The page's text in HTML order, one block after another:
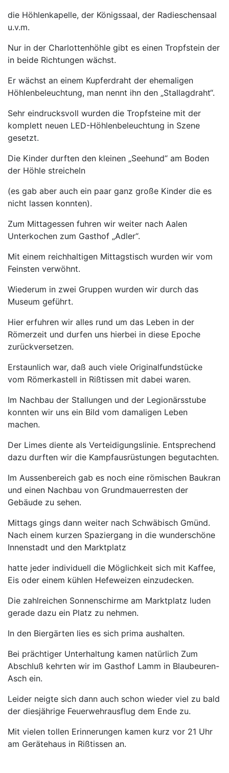
die Höhlenkapelle, der Königssaal, der Radieschensaal
u.v.m.
Nur in der Charlottenhöhle gibt es einen Tropfstein der
in beide Richtungen wächst.
Er wächst an einem Kupferdraht der ehemaligen
Höhlenbeleuchtung, man nennt ihn den „Stallagdraht“.
Sehr eindrucksvoll wurden die Tropfsteine mit der
komplett neuen LED-Höhlenbeleuchtung in Szene
gesetzt.
Die Kinder durften den kleinen „Seehund“ am Boden
der Höhle streicheln
(es gab aber auch ein paar ganz große Kinder die es
nicht lassen konnten).
Zum Mittagessen fuhren wir weiter nach Aalen
Unterkochen zum Gasthof „Adler“.
Mit einem reichhaltigen Mittagstisch wurden wir vom
Feinsten verwöhnt.
Wiederum in zwei Gruppen wurden wir durch das
Museum geführt.
Hier erfuhren wir alles rund um das Leben in der
Römerzeit und durfen uns hierbei in diese Epoche
zurückversetzen.
Erstaunlich war, daß auch viele Originalfundstücke
vom Römerkastell in Rißtissen mit dabei waren.
Im Nachbau der Stallungen und der Legionärsstube
konnten wir uns ein Bild vom damaligen Leben
machen.
Der Limes diente als Verteidigungslinie. Entsprechend
dazu durften wir die Kampfausrüstungen begutachten.
Im Aussenbereich gab es noch eine römischen Baukran
und einen Nachbau von Grundmauerresten der
Gebäude zu sehen.
Mittags gings dann weiter nach Schwäbisch Gmünd.
Nach einem kurzen Spaziergang in die wunderschöne
Innenstadt und den Marktplatz
hatte jeder individuell die Möglichkeit sich mit Kaffee,
Eis oder einem kühlen Hefeweizen einzudecken.
Die zahlreichen Sonnenschirme am Marktplatz luden
gerade dazu ein Platz zu nehmen.
In den Biergärten lies es sich prima aushalten.
Bei prächtiger Unterhaltung kamen natürlich Zum
Abschluß kehrten wir im Gasthof Lamm in Blaubeuren-
Asch ein.
Leider neigte sich dann auch schon wieder viel zu bald
der diesjährige Feuerwehrausflug dem Ende zu.
Mit vielen tollen Erinnerungen kamen kurz vor 21 Uhr
am Gerätehaus in Rißtissen an.